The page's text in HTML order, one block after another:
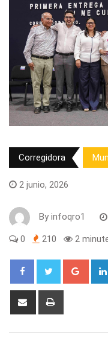
Corregidora
2 junio, 2026
By infoqro1
0 210 2
Share